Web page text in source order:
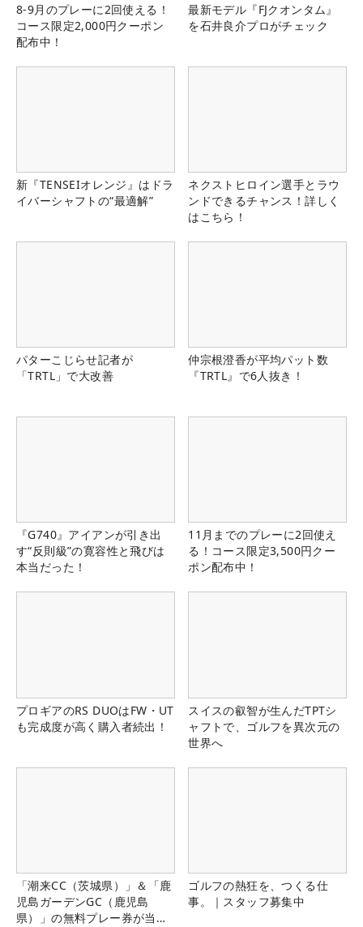
8-9月のプレーに2回使える！
コース限定2,000円クーポン
配布中！
最新モデル『FJクオンタム』
を石井良介プロがチェック
新『TENSEIオレンジ』はドラ
イバーシャフトの“最適解”
ネクストヒロイン選手とラウ
ンドできるチャンス！詳しく
はこちら！
パターこじらせ記者が
「TRTL」で大改善
仲宗根澄香が平均パット数
『TRTL』で6人抜き！
『G740』アイアンが引き出
す“反則級”の寛容性と飛びは
本当だった！
11月までのプレーに2回使え
る！コース限定3,500円クー
ポン配布中！
プロギアのRS DUOはFW・UT
も完成度が高く購入者続出！
スイスの叡智が生んだTPTシ
ャフトで、ゴルフを異次元の
世界へ
「潮来CC（茨城県）」＆「鹿
児島ガーデンGC（鹿児島
県）」の無料プレー券が当た
ゴルフの熱狂を、つくる仕
事。｜スタッフ募集中